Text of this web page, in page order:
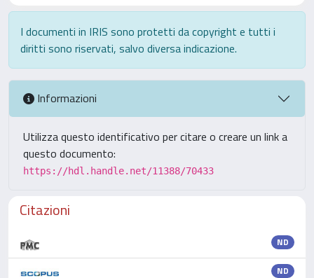
I documenti in IRIS sono protetti da copyright e tutti i
diritti sono riservati, salvo diversa indicazione.
Informazioni
Utilizza questo identificativo per citare o creare un link a
questo documento:
https://hdl.handle.net/11388/70433
Citazioni
ND
ND